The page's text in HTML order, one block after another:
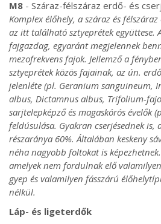
M8 - Száraz-félszáraz erdő- és
Komplex élőhely, a száraz és félszáraz
az itt található sztyeprétek együttese.
fajgazdag, egyaránt megjelennek
mezofrekvens fajok. Jellemző a
sztyeprétek közös fajainak, az ún.
jelenléte (pl. Geranium sanguineum,
albus, Dictamnus albus, Trifolium-
sarjtelepképző és magaskórós évelők
feldúsulása. Gyakran cserjésednek is,
részaránya 60%. Általában keskeny
néha nagyobb foltokat is
amelyek nem fordulnak elő
gyep és valamilyen fásszárú
nélkül.
Láp- és ligeterdők